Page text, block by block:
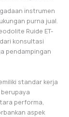
instrumen
purna jual.
Ruide ET-
konsultasi
pendampingan
standar kerja
performa,
aspek